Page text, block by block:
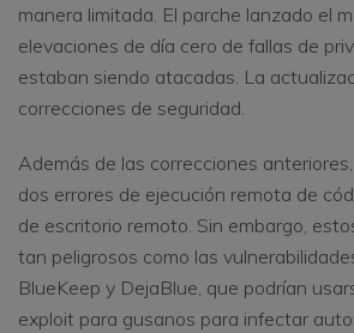
manera limitada. El parche lanzado el
elevaciones de día cero de fallas de
estaban siendo atacadas. La
correcciones de seguridad.
Además de las correcciones
dos errores de ejecución remota de
de escritorio remoto. Sin embargo,
tan peligrosos como las
BlueKeep y DejaBlue, que podrían
exploit para gusanos para infectar